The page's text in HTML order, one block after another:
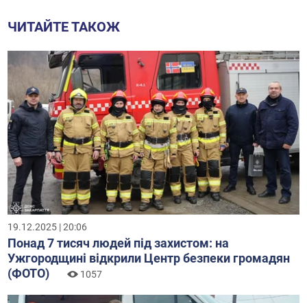
ЧИТАЙТЕ ТАКОЖ
19.12.2025 | 20:06
Понад 7 тисяч людей під захистом: на
Ужгородщині відкрили Центр безпеки громадян
(ФОТО)
1057